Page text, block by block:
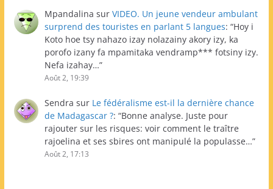
Mpandalina sur VIDEO. Un jeune vendeur ambulant
surprend des touristes en parlant 5 langues: “Hoy i
Koto hoe tsy nahazo izay nolazainy akory izy, ka
porofo izany fa mpamitaka vendramp*** fotsiny izy.
Nefa izahay…”
Août 2, 19:39
Sendra sur Le fédéralisme est-il la dernière chance
de Madagascar ?: “Bonne analyse. Juste pour
rajouter sur les risques: voir comment le traître
rajoelina et ses sbires ont manipulé la populasse…”
Août 2, 17:13